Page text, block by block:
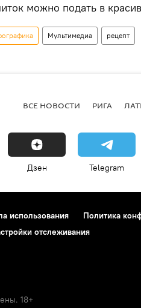
можно подать в
Мультимедиа рецепт
ВСЕ НОВОСТИ РИГА
Дзен Telegram
использования Политика
отслеживания
18+